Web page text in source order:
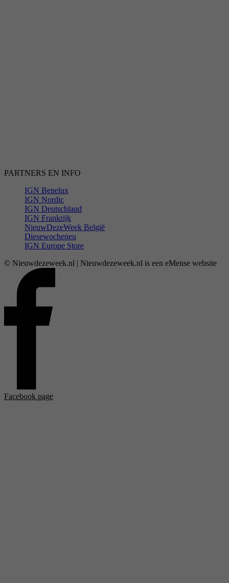
PARTNERS EN INFO
IGN Benelux
IGN Nordic
IGN Deutschland
IGN Frankrijk
NieuwDezeWeek België
Diesewocheneu
IGN Europe Store
© Nieuwdezeweek.nl | Nieuwdezeweek.nl is een eMense website
Facebook page